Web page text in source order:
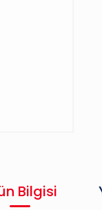
Bilgisi